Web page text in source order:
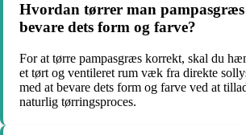
Hvordan tørrer man
bevare dets form og farve?
For at tørre pampasgræs korrekt, skal du
et tørt og ventileret rum væk fra direkte
med at bevare dets form og farve ved at
naturlig tørringsproces.